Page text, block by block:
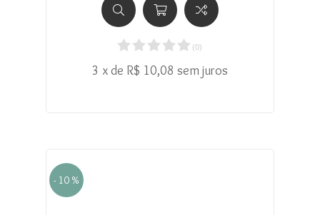
(0)
3 x de R$ 10,08 sem juros
- 10 %